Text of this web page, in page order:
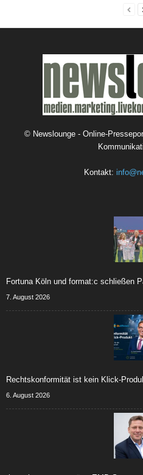
© Newslounge - Online-
Kontakt:
Fortuna Köln und format:c schließen
7. August 2026
Rechtskonformität ist kein Klick-
6. August 2026